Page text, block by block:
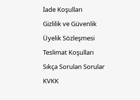
İade Koşulları
Gizlilik ve Güvenlik
Üyelik Sözleşmesi
Teslimat Koşulları
Sıkça Sorulan Sorular
KVKK